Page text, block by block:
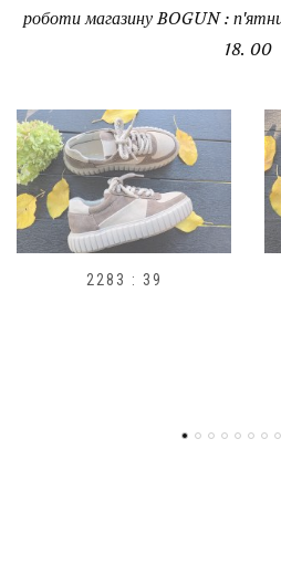
роботи магазину BOGUN :
18. 00